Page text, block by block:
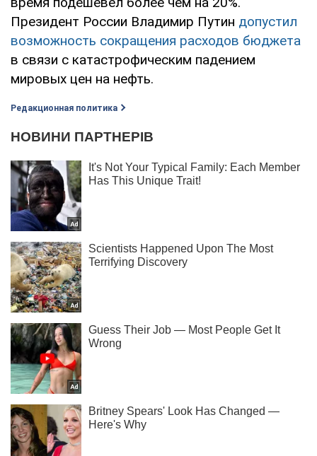
Президент России Владимир Путин допустил
возможность сокращения расходов бюджета
в связи с катастрофическим падением
мировых цен на нефть.
Редакционная политика